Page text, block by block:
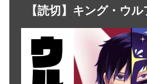
【読切】キング・ウル